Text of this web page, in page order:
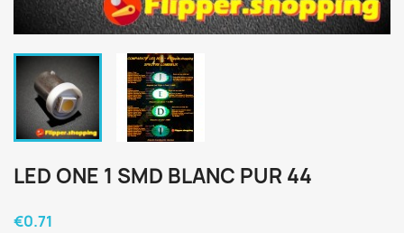
LED ONE 1 SMD BLANC PUR 44
€0.71